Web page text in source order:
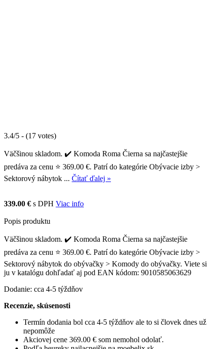
3.4/5 - (17 votes)
Väčšinou skladom. ✔️ Komoda Roma Čierna sa najčastejšie
predáva za cenu ⭐ 369.00 €. Patrí do kategórie Obývacie izby >
Sektorový nábytok ... Čítať ďalej »
339.00 € s DPH Viac info
Popis produktu
Väčšinou skladom. ✔️ Komoda Roma Čierna sa najčastejšie
predáva za cenu ⭐ 369.00 €. Patrí do kategórie Obývacie izby >
Sektorový nábytok do obývačky > Komody do obývačky. Viete si
ju v katalógu dohľadať aj pod EAN kódom: 9010585063629
Dodanie: cca 4-5 týždňov
Recenzie, skúsenosti
Termín dodania bol cca 4-5 týždňov ale to si človek dnes už
nepomôže
Akciovej cene 369.00 € som nemohol odolať.